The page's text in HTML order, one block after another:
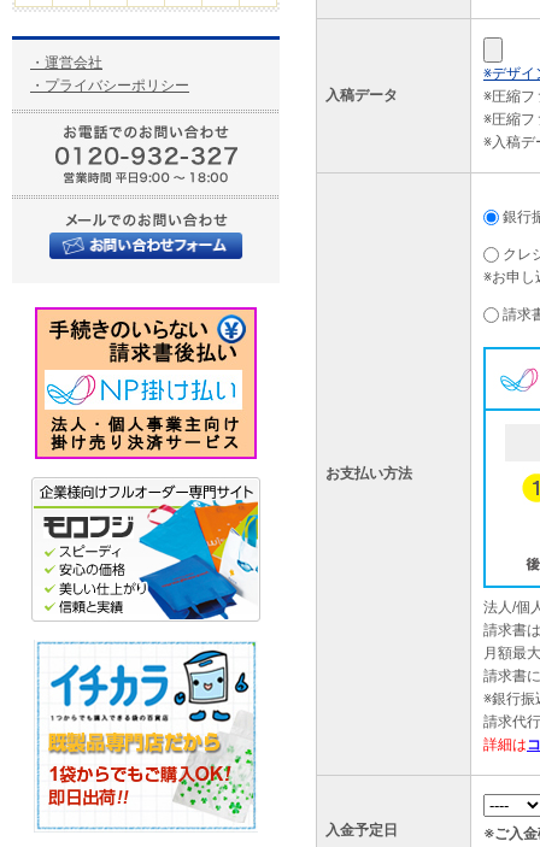
・運営会社
・プライバシーポリシー
入稿データ
※デザイ
※圧縮フ
※圧縮フ
※入稿デ
お支払い方法
銀行
クレ
※お申し
請求
法人/個
請求書
月額最
請求書
※銀行振
請求代
詳細は
入金予定日
※ご入金